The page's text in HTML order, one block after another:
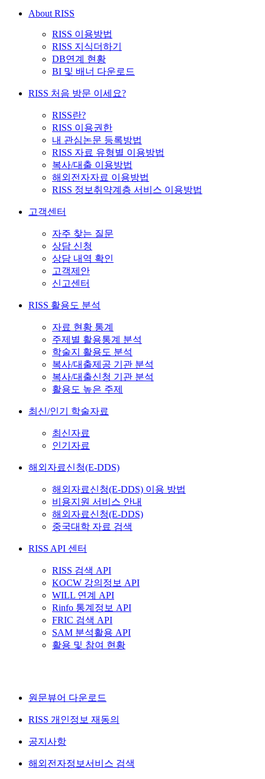
About RISS
RISS 이용방법
RISS 지식더하기
DB연계 현황
BI 및 배너 다운로드
RISS 처음 방문 이세요?
RISS란?
RISS 이용권한
내 관심논문 등록방법
RISS 자료 유형별 이용방법
복사/대출 이용방법
해외전자자료 이용방법
RISS 정보취약계층 서비스 이용방법
고객센터
자주 찾는 질문
상담 신청
상담 내역 확인
고객제안
신고센터
RISS 활용도 분석
자료 현황 통계
주제별 활용통계 분석
학술지 활용도 분석
복사/대출제공 기관 분석
복사/대출신청 기관 분석
활용도 높은 주제
최신/인기 학술자료
최신자료
인기자료
해외자료신청(E-DDS)
해외자료신청(E-DDS) 이용 방법
비용지원 서비스 안내
해외자료신청(E-DDS)
중국대학 자료 검색
RISS API 센터
RISS 검색 API
KOCW 강의정보 API
WILL 연계 API
Rinfo 통계정보 API
FRIC 검색 API
SAM 분석활용 API
활용 및 참여 현황
원문뷰어 다운로드
RISS 개인정보 재동의
공지사항
해외전자정보서비스 검색